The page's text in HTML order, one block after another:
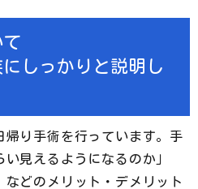
しっかりと説明し
り手術を行っています。手
見えるようになるのか」
などのメリット・デメリット